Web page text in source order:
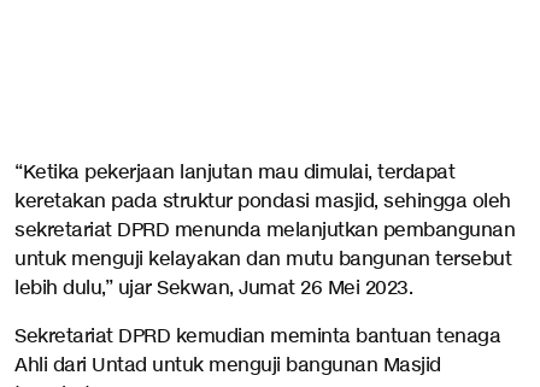
“Ketika pekerjaan lanjutan mau dimulai, terdapat
keretakan pada struktur pondasi masjid, sehingga oleh
sekretariat DPRD menunda melanjutkan pembangunan
untuk menguji kelayakan dan mutu bangunan tersebut
lebih dulu,” ujar Sekwan, Jumat 26 Mei 2023.
Sekretariat DPRD kemudian meminta bantuan tenaga
Ahli dari Untad untuk menguji bangunan Masjid